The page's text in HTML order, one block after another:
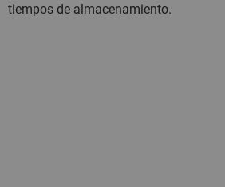
tiempos de almacenamiento.